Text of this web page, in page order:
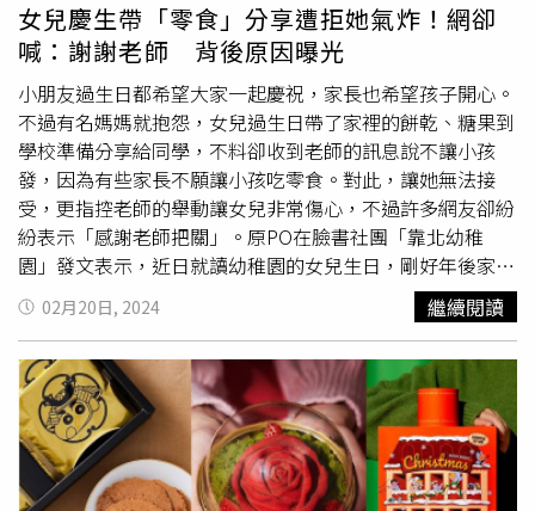
「海之森 青眼魚」，讓大家感受宮崎物產的原始風味。※
飲酒過量，有害健康，未滿18歲請勿飲酒
體。（圖／Smille微笑蜜樂提供）另外歷經三年多籌備，微
熱山丘於去年推出全新外帶甜點品牌「Smille微笑蜜樂」，
以改良自法式千層的「蜜樂酥」搭配水果元素為主打。近期
品牌插旗高雄駁二特區開設旗艦店，門市外更擁有大片草
坪，正適合與三五好友帶著不同水果風味的蜜樂酥在此品
嘗。4/5～4/7期間，Smille邀請消費者前往駁二旗艦店參與
野餐日活動，將在門市旁草地、木棧板上搭建野餐區，只要
在野餐日打卡，就有機會獲得Smille新品「雲朵蜜樂酥」！
Smille駁二特區旗艦店將於4月連假期間舉辦野餐日活動，
並販售Smille野餐組（左，520元），右為新品「雲朵蜜樂
酥」。（100元，圖／Smille微笑蜜樂提供）全新的「雲朵
蜜樂酥」是在U型千層酥中間放入純白、質地細膩的S型檸
檬馬林糖，搭配烘烤過的焦糖脆衣，再撒上微酸草莓凍乾，
點綴出劇春天氣息的可愛外型。而Smille 於4/1起在駁二特
區、松菸旗艦店販售野餐組，內含雲朵蜜樂酥、雙拼蜜樂酥
與蜜樂杯，可盡情享用多款水果美味；4/5後，若於Smille
駁二特區旗艦店購買野餐組，每組更限量加贈Smille野餐墊
1條。4/30前憑完成著色作品至定食8不限金額消費，可兌
女兒慶生帶「零食」分享遭拒她氣炸！網卻
喊：謝謝老師 背後原因曝光
小朋友過生日都希望大家一起慶祝，家長也希望孩子開心。
不過有名媽媽就抱怨，女兒過生日帶了家裡的餅乾、糖果到
學校準備分享給同學，不料卻收到老師的訊息說不讓小孩
發，因為有些家長不願讓小孩吃零食。對此，讓她無法接
受，更指控老師的舉動讓女兒非常傷心，不過許多網友卻紛
紛表示「感謝老師把關」。原PO在臉書社團「靠北幼稚
園」發文表示，近日就讀幼稚園的女兒生日，剛好年後家裏
有很多糖果餅乾，就打算讓女兒帶去學校跟小朋友一起分
享，「禮拜五帶了軟糖果凍桶跟
讓小朋友帶去班上，
原PO就抱怨，又不是班上10幾位小朋友都不吃，更指出他
們可以帶回家，「我不理解為什麼連分享都不行，就這樣讓
我女兒原封不動帶回來」，讓她隔空向老師喊話「你知道我
女兒有多傷心難過嗎？」更說女兒一年一度的生日因此掃
興。文章曝光後，網友紛紛留言表示「我如果是別的家長會
02月20日, 2024 繼續閱讀